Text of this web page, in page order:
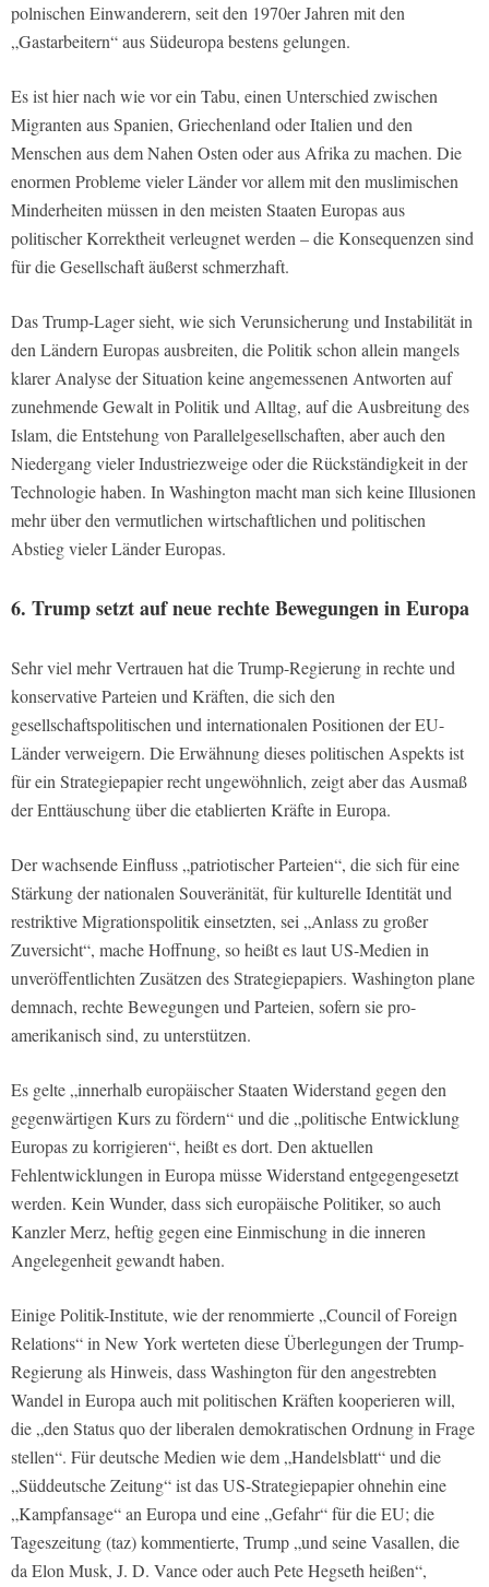
polnischen Einwanderern, seit den 1970er Jahren mit den
„Gastarbeitern“ aus Südeuropa bestens gelungen.
Es ist hier nach wie vor ein Tabu, einen Unterschied zwischen
Migranten aus Spanien, Griechenland oder Italien und den
Menschen aus dem Nahen Osten oder aus Afrika zu machen. Die
enormen Probleme vieler Länder vor allem mit den muslimischen
Minderheiten müssen in den meisten Staaten Europas aus
politischer Korrektheit verleugnet werden – die Konsequenzen sind
für die Gesellschaft äußerst schmerzhaft.
Das Trump-Lager sieht, wie sich Verunsicherung und Instabilität in
den Ländern Europas ausbreiten, die Politik schon allein mangels
klarer Analyse der Situation keine angemessenen Antworten auf
zunehmende Gewalt in Politik und Alltag, auf die Ausbreitung des
Islam, die Entstehung von Parallelgesellschaften, aber auch den
Niedergang vieler Industriezweige oder die Rückständigkeit in der
Technologie haben. In Washington macht man sich keine Illusionen
mehr über den vermutlichen wirtschaftlichen und politischen
Abstieg vieler Länder Europas.
6. Trump setzt auf neue rechte Bewegungen in Europa
Sehr viel mehr Vertrauen hat die Trump-Regierung in rechte und
konservative Parteien und Kräften, die sich den
gesellschaftspolitischen und internationalen Positionen der EU-
Länder verweigern. Die Erwähnung dieses politischen Aspekts ist
für ein Strategiepapier recht ungewöhnlich, zeigt aber das Ausmaß
der Enttäuschung über die etablierten Kräfte in Europa.
Der wachsende Einfluss „patriotischer Parteien“, die sich für eine
Stärkung der nationalen Souveränität, für kulturelle Identität und
restriktive Migrationspolitik einsetzten, sei „Anlass zu großer
Zuversicht“, mache Hoffnung, so heißt es laut US-Medien in
unveröffentlichten Zusätzen des Strategiepapiers. Washington plane
demnach, rechte Bewegungen und Parteien, sofern sie pro-
amerikanisch sind, zu unterstützen.
Es gelte „innerhalb europäischer Staaten Widerstand gegen den
gegenwärtigen Kurs zu fördern“ und die „politische Entwicklung
Europas zu korrigieren“, heißt es dort. Den aktuellen
Fehlentwicklungen in Europa müsse Widerstand entgegengesetzt
werden. Kein Wunder, dass sich europäische Politiker, so auch
Kanzler Merz, heftig gegen eine Einmischung in die inneren
Angelegenheit gewandt haben.
Einige Politik-Institute, wie der renommierte „Council of Foreign
Relations“ in New York werteten diese Überlegungen der Trump-
Regierung als Hinweis, dass Washington für den angestrebten
Wandel in Europa auch mit politischen Kräften kooperieren will,
die „den Status quo der liberalen demokratischen Ordnung in Frage
stellen“. Für deutsche Medien wie dem „Handelsblatt“ und die
„Süddeutsche Zeitung“ ist das US-Strategiepapier ohnehin eine
„Kampfansage“ an Europa und eine „Gefahr“ für die EU; die
Tageszeitung (taz) kommentierte, Trump „und seine Vasallen, die
da Elon Musk, J. D. Vance oder auch Pete Hegseth heißen“,